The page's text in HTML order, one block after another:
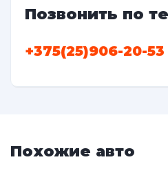
Позвонить по
+375(25)906-20-53
Похожие авто